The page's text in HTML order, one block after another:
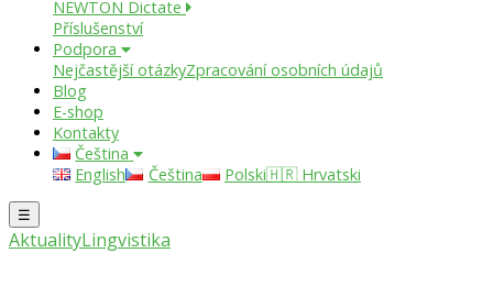
NEWTON Dictate
Příslušenství
Podpora
Nejčastější otázkyZpracování osobních údajů
Blog
E-shop
Kontakty
Čeština
English
Čeština Polski🇭🇷 Hrvatski
☰
AktualityLingvistika